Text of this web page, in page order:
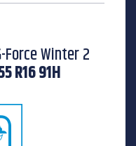
Force Winter 2
R16 91H